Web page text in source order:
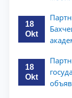
18
Okt
18
Okt